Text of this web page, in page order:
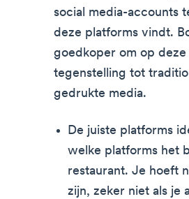
social media-accounts
deze platforms vindt.
goedkoper om op
tegenstelling tot
gedrukte media.
De juiste platforms
welke platforms het
restaurant. Je hoeft
zijn, zeker niet als je